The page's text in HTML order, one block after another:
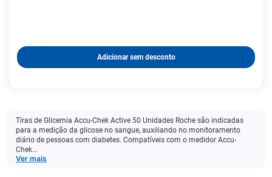
Adicionar sem desconto
Tiras de Glicemia Accu-Chek Active 50 Unidades Roche são indicadas
para a medição da glicose no sangue, auxiliando no monitoramento
diário de pessoas com diabetes. Compatíveis com o medidor Accu-
Chek...
Ver mais